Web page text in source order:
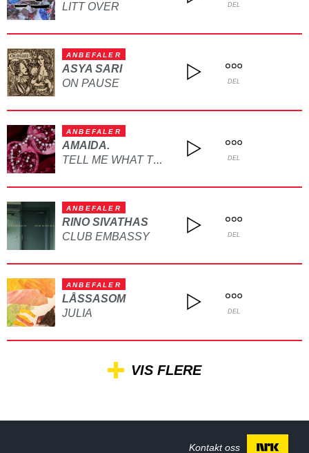
LITT OVER
DEL
ANBEFALER
ASYA SARI
ON PAUSE
DEL
ANBEFALER
AMAIDA.
TELL ME WHAT TO DO DEL
ANBEFALER
RINO SIVATHAS
CLUB EMBASSY
DEL
ANBEFALER
LÅSSASOM
JULIA
DEL
VIS FLERE
Kontakt oss